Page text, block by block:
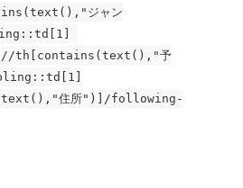
ジャン
//th[contains(text(),"予
住所")]/following-